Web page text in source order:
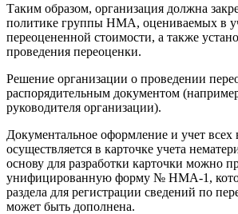
Таким образом, организация должна
политике группы НМА, оцениваемых в
переоцененной стоимости, а также
проведения переоценки.
Решение организации о проведении
распорядительным документом
руководителя организации).
Документальное оформление и учет
осуществляется в карточке учета
основу для разработки карточки можно
унифицированную форму № НМА-1,
раздела для регистрации сведений по
может быть дополнена.